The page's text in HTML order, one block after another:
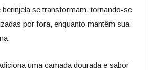
se transformam, tornando-se
por fora, enquanto mantêm sua
uma camada dourada e sabor